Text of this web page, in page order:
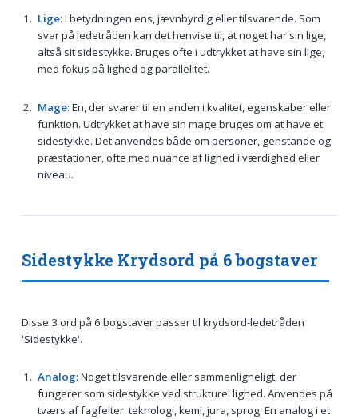
Lige: I betydningen ens, jævnbyrdig eller tilsvarende. Som
svar på ledetråden kan det henvise til, at noget har sin lige,
altså sit sidestykke. Bruges ofte i udtrykket at have sin lige,
med fokus på lighed og parallelitet.
Mage: En, der svarer til en anden i kvalitet, egenskaber eller
funktion. Udtrykket at have sin mage bruges om at have et
sidestykke. Det anvendes både om personer, genstande og
præstationer, ofte med nuance af lighed i værdighed eller
niveau.
Sidestykke Krydsord på 6 bogstaver
Disse 3 ord på 6 bogstaver passer til krydsord-ledetråden
'Sidestykke'.
Analog: Noget tilsvarende eller sammenligneligt, der
fungerer som sidestykke ved strukturel lighed. Anvendes på
tværs af fagfelter: teknologi, kemi, jura, sprog. En analog i et